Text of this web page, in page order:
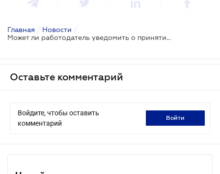
Главная / Новости /
Может ли работодатель уведомить о принятии работника на работу по почте
Оставьте комментарий
Войдите, чтобы оставить
комментарий
войти